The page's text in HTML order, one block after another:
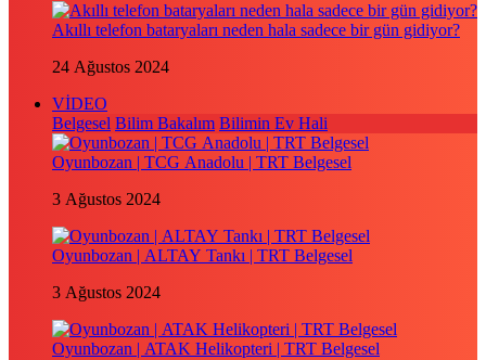
Akıllı telefon bataryaları neden hala sadece bir gün gidiyor?
24 Ağustos 2024
VİDEO
Belgesel Bilim Bakalım Bilimin Ev Hali
Oyunbozan | TCG Anadolu | TRT Belgesel
3 Ağustos 2024
Oyunbozan | ALTAY Tankı | TRT Belgesel
3 Ağustos 2024
Oyunbozan | ATAK Helikopteri | TRT Belgesel